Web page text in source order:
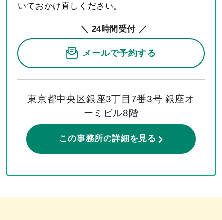
いておかけ直しください。
＼ 24時間受付 ／
メールで予約する
東京都中央区銀座3丁目7番3号 銀座オ
ーミビル8階
この事務所の詳細を見る